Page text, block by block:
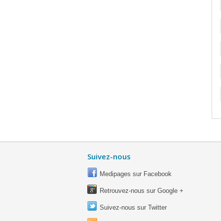
Suivez-nous
Medipages sur Facebook
Retrouvez-nous sur Google +
Suivez-nous sur Twitter